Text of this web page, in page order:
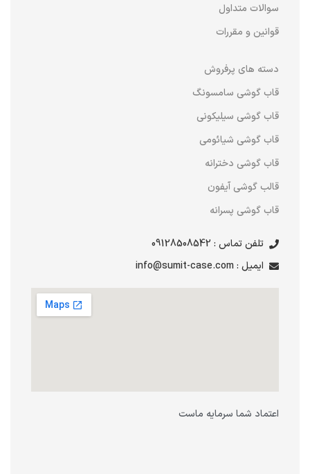
سوالات متداول
قوانین و مقررات
دسته های پرفروش
قاب گوشی سامسونگ
قاب گوشی سیلیکونی
قاب گوشی شیائومی
قاب گوشی دخترانه
قالب گوشی آیفون
قاب گوشی پسرانه
تلفن تماس : 09128508542
ایمیل : info@sumit-case.com
اعتماد شما سرمایه ماست